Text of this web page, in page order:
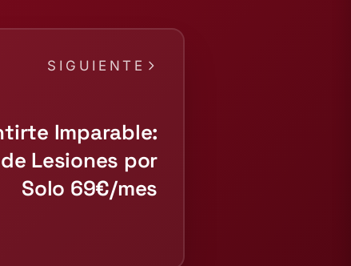
SIGUIENTE
Imparable:
Lesiones por
Solo 69€/mes